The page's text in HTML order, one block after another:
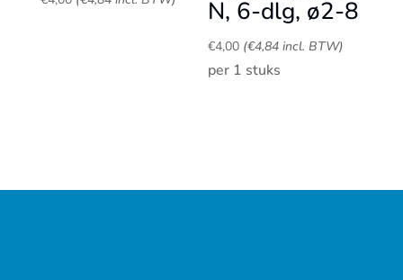
N, 6-dlg, ø2-8
€4,00 (€4,84 incl. BTW)
per 1 stuks